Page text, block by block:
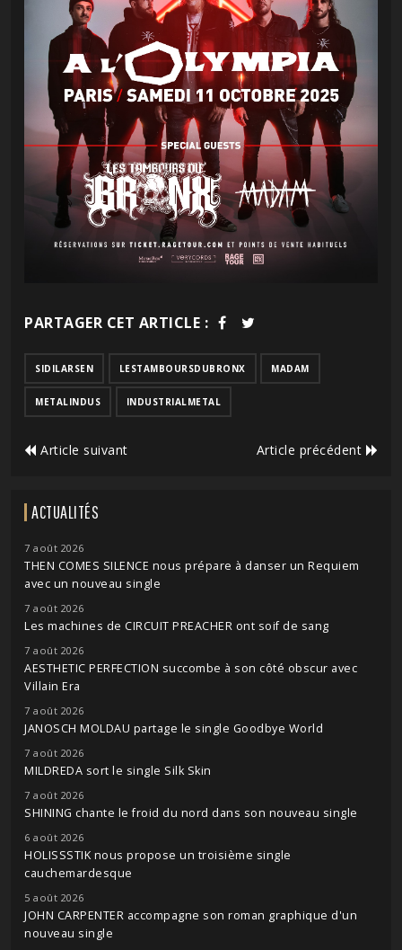
PARTAGER CET ARTICLE :
SIDILARSEN LESTAMBOURSDUBRONX MADAM
METALINDUS INDUSTRIALMETAL
Article suivant Article précédent
ACTUALITÉS
7 août 2026
THEN COMES SILENCE nous prépare à danser un Requiem
avec un nouveau single
7 août 2026
Les machines de CIRCUIT PREACHER ont soif de sang
7 août 2026
AESTHETIC PERFECTION succombe à son côté obscur avec
Villain Era
7 août 2026
JANOSCH MOLDAU partage le single Goodbye World
7 août 2026
MILDREDA sort le single Silk Skin
7 août 2026
SHINING chante le froid du nord dans son nouveau single
6 août 2026
HOLISSSTIK nous propose un troisième single
cauchemardesque
5 août 2026
JOHN CARPENTER accompagne son roman graphique d'un
nouveau single